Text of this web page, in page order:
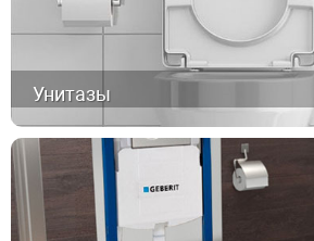
Унитазы